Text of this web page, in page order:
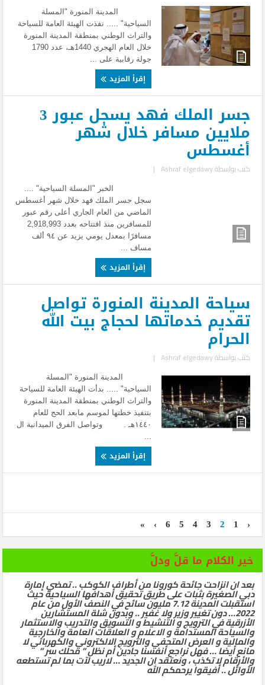
المدينة المنورة "المسلة
السياحية" ..... نفذت الهيئة العامة للسياحة
والتراث الوطني بمنطقة المدينة المنورة
خلال العام الهجري 1440هـ، عدد 1790
جولة رقابية على ...
إقرأ المزيد
جسر الملك فهد يسجل عبور 3
ملايين مسافر خلال شهر
أغسطس
كتب بواسطةAshraf elgedawy
|
الخبر "المسلة السياحية" ....
سجل جسر الملك فهد خلال شهر أغسطس
الماضي من العام الجاري أعلى رقم عبور
للمسافرين منذ افتتاحه بعدد 2,918,993
مسافرًا بمعدل يومي يزيد عن ٩٤ ألف
مساف ...
إقرأ المزيد
سياحة المدينة المنورة تواصل
تقديم خدماتها لحجاج بيت الله
الحرام
كتب بواسطةAshraf elgedawy
|
المدينة المنورة "المسلة
السياحية" ..... بدأت الهيئة العامة للسياحة
والتراث الوطني بمنطقة المدينة المنورة
بتنفيذ خطتها لموسم مابعد الحج للعام
١٤٤٠هـ . وتواصل الفرق الميدانية ال
...
إقرأ المزيد
‹
1
2
3
4
5
6
›
»
خير الكلام ما قلَّ ودلَّ
بعد ان انزاحت جائحة كورونا من أطراف الكوكب .. تمضي إمارة
دبي الصغيرة بثبات على طريق تحقيق أهدافها السياحية حيث
استقبلت المدينة 7.12 مليون سائح في النصف الأول من عام
2022… دون تغيير وزير ولا غفير .. وبدون شلة المستشارين
الأزرقية في الترويج و التنشيط و التسويق والتدريب والاستثمار
والسياحة المستدامة و الاعلام و العلاقات العامة والخارجية
والمالية و العرض المتحفي والترويج الالكتروني والكهربائي لا
مانع أيضا … فهل نراجع أنفسنا جادين أم نظل ” محلك سر ”
والأرقام لا تكذب ، ونعتقد ان الجديد … لاريب لآت بما لم تستطعه
الأوائل .. أفيقوا يرحمكم الله